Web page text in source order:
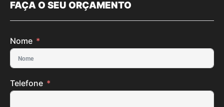
FAÇA O SEU ORÇAMENTO
Nome
Telefone